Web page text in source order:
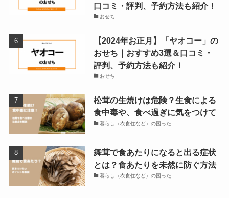
口コミ・評判、予約方法も紹介！
おせち
【2024年お正月】「ヤオコー」の
おせち｜おすすめ3選＆口コミ・
評判、予約方法も紹介！
おせち
松茸の生焼けは危険？生食による
食中毒や、食べ過ぎに気をつけて
暮らし（衣食住など）の困った
舞茸で食あたりになると出る症状
とは？食あたりを未然に防ぐ方法
暮らし（衣食住など）の困った